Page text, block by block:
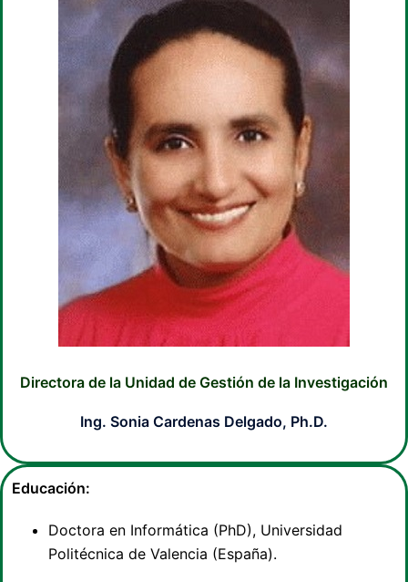
Directora de la Unidad de Gestión de la Investigación
Ing. Sonia Cardenas Delgado, Ph.D.
Educación:
Doctora en Informática (PhD), Universidad
Politécnica de Valencia (España).